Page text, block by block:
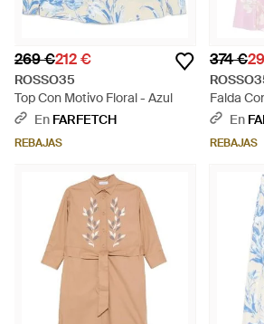
269 €212 €
ROSSO35
Top Con Motivo Floral - Azul
En FARFETCH
REBAJAS
374 €
Falda
RosaEn
REBAJAS